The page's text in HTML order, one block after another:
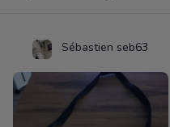
Sébastien seb63